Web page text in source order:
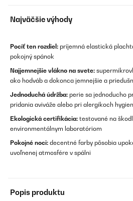
Najväčšie výhody
Pocíť ten rozdiel: príjemná elastická
pokojný spánok
Najjemnejšie vlákno na svete:
ako hodváb a dokonca jemnejšie a
Jednoduchá údržba: perie sa jednoducho
pridania aviváže alebo pri alergikoch
Ekologická certifikácia: testované na
environmentálnym laboratóriom
Pokojné noci: decentné farby pôsobia
uvoľnenej atmosfére v spálni
Popis produktu